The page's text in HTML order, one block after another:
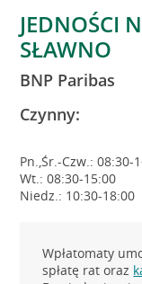
JEDNOŚCI
SŁAWNO
BNP Paribas
Czynny:
Pn.,Śr.-Czw.: 08:30-
Wt.: 08:30-15:00
Niedz.: 10:30-18:00
Wpłatomaty
spłatę rat oraz